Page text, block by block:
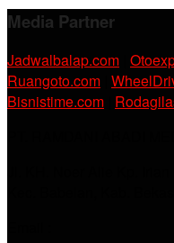
Media Partner
Jadwalbalap.com
Ruangoto.com
Bisnistime.com